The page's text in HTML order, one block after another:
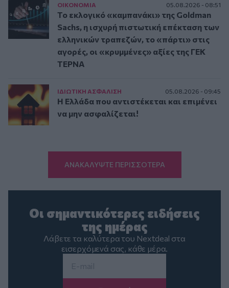
ΟΙΚΟΝΟΜΙΑ 05.08.2026 - 08:51
Το εκλογικό «καμπανάκι» της Goldman
Sachs, η ισχυρή πιστωτική επέκταση των
ελληνικών τραπεζών, το «πάρτι» στις
αγορές, οι «κρυμμένες» αξίες της ΓΕΚ
ΤΕΡΝΑ
ΙΔΙΩΤΙΚΗ ΑΣΦAΛΙΣΗ 05.08.2026 - 09:45
Η Ελλάδα που αντιστέκεται και επιμένει
να μην ασφαλίζεται!
ΑΝΑΚΑΛΥΨΤΕ ΠΕΡΙΣΣΟΤΕΡΑ
Οι σημαντικότερες ειδήσεις
της ημέρας
Λάβετε τα καλύτερα του Nextdeal στα
εισερχόμενά σας, κάθε μέρα.